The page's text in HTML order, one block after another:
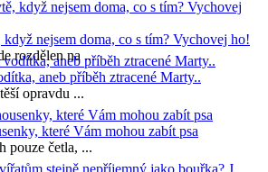
když nejsem doma, co s tím? Vychovej ho!
rozdělen na ...
aneb příběh ztracené Marty..
opravdu ...
které Vám mohou zabít psa
pouze četla, ...